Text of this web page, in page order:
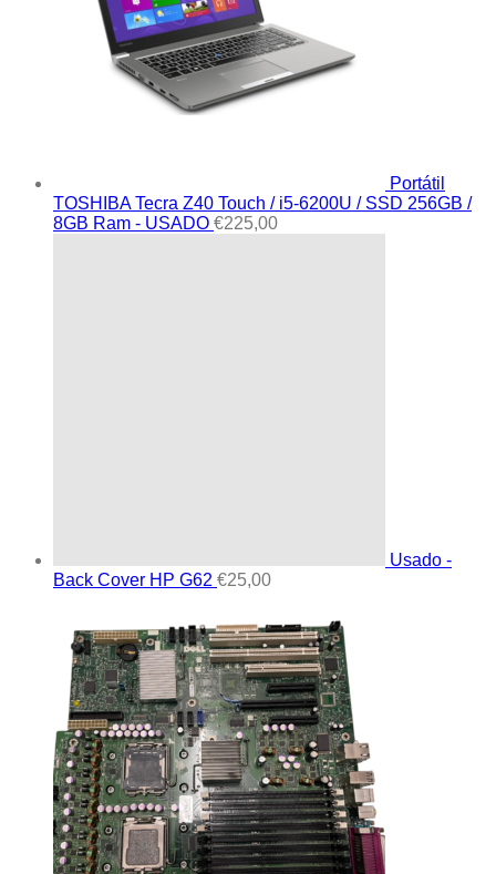
Portátil
TOSHIBA Tecra Z40 Touch / i5-6200U / SSD 256GB /
8GB Ram - USADO €225,00
Usado -
Back Cover HP G62 €25,00